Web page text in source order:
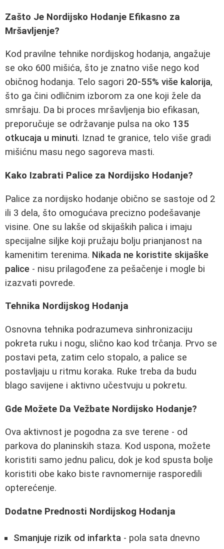
Zašto Je Nordijsko Hodanje Efikasno za
Mršavljenje?
Kod pravilne tehnike nordijskog hodanja, angažuje
se oko 600 mišića, što je znatno više nego kod
običnog hodanja. Telo sagori 20-55% više kalorija,
što ga čini odličnim izborom za one koji žele da
smršaju. Da bi proces mršavljenja bio efikasan,
preporučuje se održavanje pulsa na oko 135
otkucaja u minuti. Iznad te granice, telo više gradi
mišićnu masu nego sagoreva masti.
Kako Izabrati Palice za Nordijsko Hodanje?
Palice za nordijsko hodanje obično se sastoje od 2
ili 3 dela, što omogućava precizno podešavanje
visine. One su lakše od skijaških palica i imaju
specijalne siljke koji pružaju bolju prianjanost na
kamenitim terenima. Nikada ne koristite skijaške
palice - nisu prilagođene za pešačenje i mogle bi
izazvati povrede.
Tehnika Nordijskog Hodanja
Osnovna tehnika podrazumeva sinhronizaciju
pokreta ruku i nogu, slično kao kod trčanja. Prvo se
postavi peta, zatim celo stopalo, a palice se
postavljaju u ritmu koraka. Ruke treba da budu
blago savijene i aktivno učestvuju u pokretu.
Gde Možete Da Vežbate Nordijsko Hodanje?
Ova aktivnost je pogodna za sve terene - od
parkova do planinskih staza. Kod uspona, možete
koristiti samo jednu palicu, dok je kod spusta bolje
koristiti obe kako biste ravnomernije rasporedili
opterećenje.
Dodatne Prednosti Nordijskog Hodanja
Smanjuje rizik od infarkta - pola sata dnevno